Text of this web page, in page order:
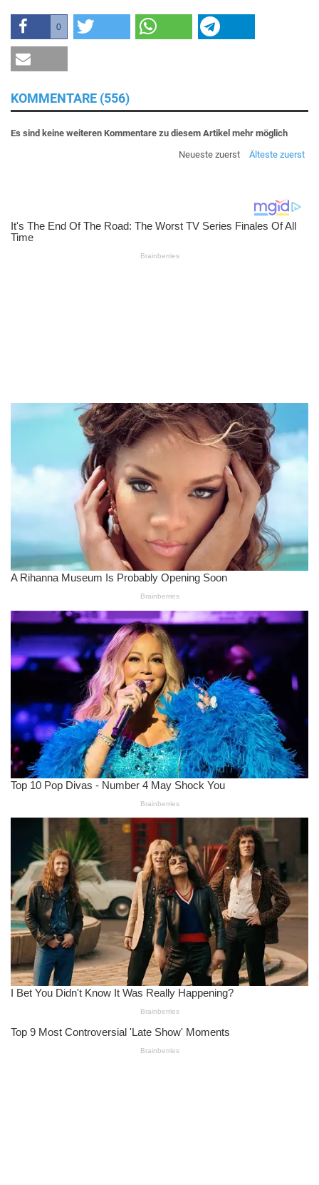
0
KOMMENTARE (556)
Es sind keine weiteren Kommentare zu diesem Artikel mehr möglich
Neueste zuerst
Älteste zuerst